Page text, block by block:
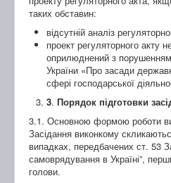
таких обставин:
відсутній аналіз
проект регуляторного акту
оприлюднений з
України «Про засади
сфері господарської
3. Порядок підготовки
3.1. Основною формою роботи
Засідання виконкому
випадках, передбачених ст. 53
самоврядування в Україні”,
голови.